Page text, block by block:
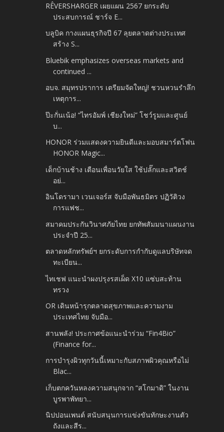
RÊVERSHARGER เผยแผน 2567 ยกระดับ
ประสบการณ์ ชาร์จ E...
บลูบิค กางแผนธุรกิจปี 67 ลุยตลาดต่างประเทศ
สร้าง S...
Bluebik emphasizes overseas markets and
continued ...
อบจ. สมุทรปราการ เตรียมจัดใหญ่! ชวนหวนรำลึก
เหตุการ...
ป๊ะกั่นเน้อ! “ไทรอัมพ์ เชียงใหม่” โชว์รูมและศูนย์
บ...
HONOR ร่วมแสดงความยินดีและมอบสมาร์ตโฟน
HONOR Magic...
เด็กบ้านช้าง เตือนเพื่อนวัยใส ใช้ปลั๊กและสวิตช์
อย่...
อินโดรามา เวนเจอร์ส จับมือพันธมิตร ปฏิวัติวง
การแฟช...
สมาคมประกันวินาศภัยไทย ยกทัพสัมมนาแผนงาน
ประจำปี 25...
ตลาดหลักทรัพย์ฯ ยกระดับการกำกับดูแลบริษัทจด
ทะเบียน...
ไทเชฟ แนะนำผงปรุงรสเผ็ด X10 แซ่บสะท้าน
ทรวง
OR เดินหน้ารุกตลาดสุขภาพและความงาม
ประเทศไทย จับมือ...
สานพลัง! ประกาศข้อแนะนำร่วม “Fin4Bio”
(Finance for...
การบำรุงผิวทุกวันนี้เหมาะกับสภาพผิวคุณหรือไม่
Blac...
เก็บตกควันหลงความสนุกจาก “สโกมาดิ” ในงาน
บูรพาพัทยา...
นิปปอนเพนต์ สนับสนุนการแข่งขันทักษะงานตัว
ถังและสีร...